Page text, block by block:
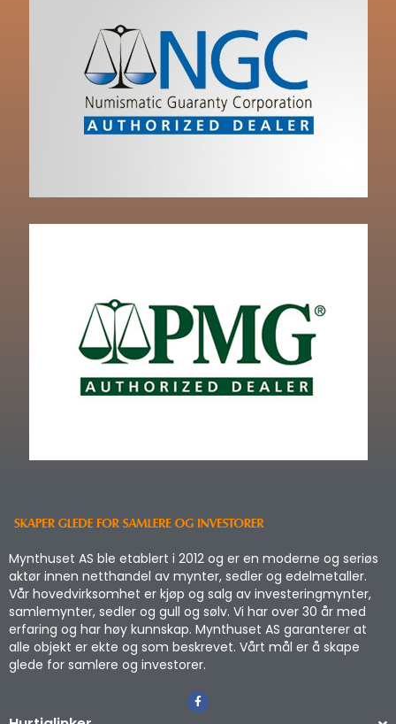
Mynthuset AS ble etablert i 2012 og er en moderne og seriøs
aktør innen netthandel av mynter, sedler og edelmetaller.
Vår hovedvirksomhet er kjøp og salg av investeringmynter,
samlemynter, sedler og gull og sølv. Vi har over 30 år med
erfaring og har høy kunnskap. Mynthuset AS garanterer at
alle objekt er ekte og som beskrevet. Vårt mål er å skape
glede for samlere og investorer.